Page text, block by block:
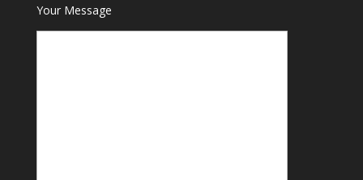
Your Message